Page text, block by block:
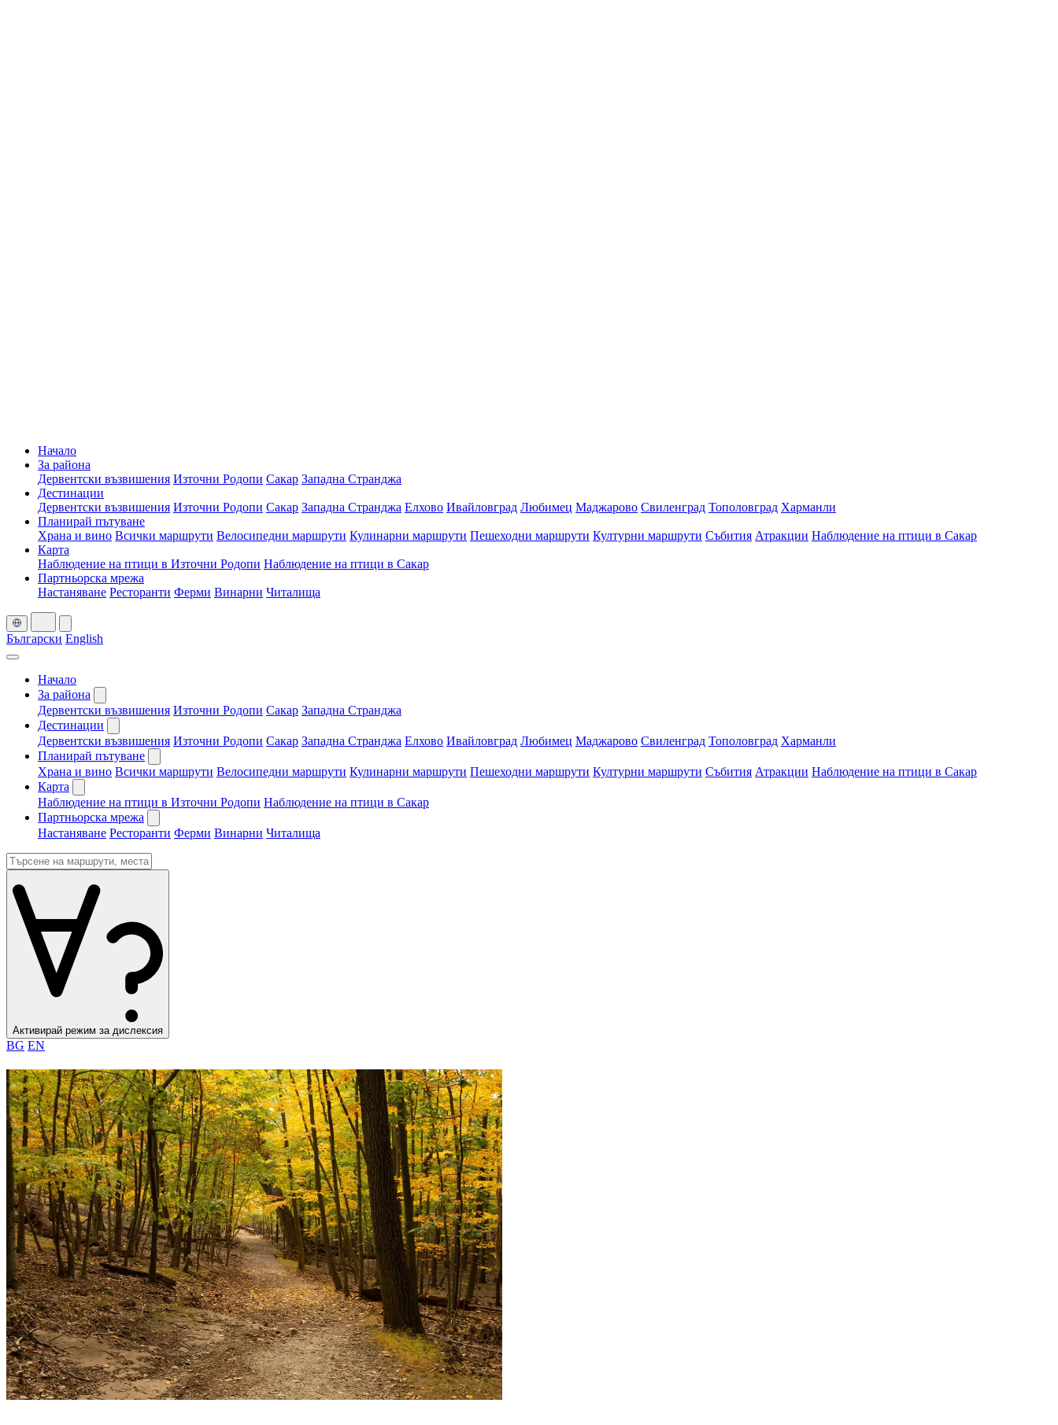
Начало
За района
Дервентски възвишения Източни Родопи Сакар Западна Странджа
Дестинации
Дервентски възвишения Източни Родопи Сакар Западна Странджа Елхово Ивайловград Любимец Маджарово Свиленград Тополовград Харманли
Планирай пътуване
Храна и вино Всички маршрути Велосипедни маршрути Кулинарни маршрути Пешеходни маршрути Културни маршрути Събития Атракции Наблюдение на птици в Сакар
Карта
Наблюдение на птици в Източни Родопи Наблюдение на птици в Сакар
Партньорска мрежа
Настаняване Ресторанти Ферми Винарни Читалища
Български English
Начало
За района
Дервентски възвишения Източни Родопи Сакар Западна Странджа
Дестинации
Дервентски възвишения Източни Родопи Сакар Западна Странджа Елхово Ивайловград Любимец Маджарово Свиленград Тополовград Харманли
Планирай пътуване
Храна и вино Всички маршрути Велосипедни маршрути Кулинарни маршрути Пешеходни маршрути Културни маршрути Събития Атракции Наблюдение на птици в Сакар
Карта
Наблюдение на птици в Източни Родопи Наблюдение на птици в Сакар
Партньорска мрежа
Настаняване Ресторанти Ферми Винарни Читалища
Активирай режим за дислексия
BG EN